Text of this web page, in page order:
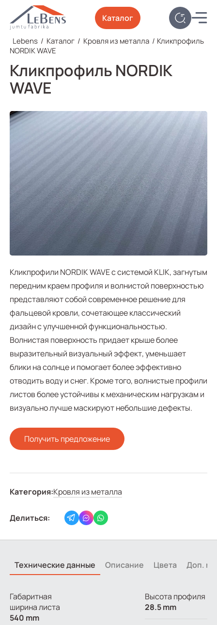
Каталог
Lebens / Каталог / Кровля из металла / Кликпрофиль
NORDIK WAVE
Кликпрофиль NORDIK
WAVE
Кликпрофили NORDIK WAVE с системой KLIK, загнутым
передним краем профиля и волнистой поверхностью
представляют собой современное решение для
фальцевой кровли, сочетающее классический
дизайн с улучшенной функциональностью.
Волнистая поверхность придает крыше более
выразительный визуальный эффект, уменьшает
блики на солнце и помогает более эффективно
отводить воду и снег. Кроме того, волнистые профили
листов более устойчивы к механическим нагрузкам и
визуально лучше маскируют небольшие дефекты.
Получить предложение
Категория:Кровля из металла
Делиться:
Технические данные Описание Цвета Доп.
Габаритная
ширина листа
540 mm
Высота профиля
28.5 mm